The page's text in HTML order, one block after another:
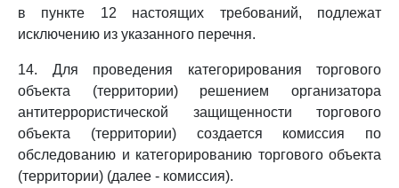
в пункте 12 настоящих требований, подлежат
исключению из указанного перечня.
14. Для проведения категорирования торгового
объекта (территории) решением организатора
антитеррористической защищенности торгового
объекта (территории) создается комиссия по
обследованию и категорированию торгового объекта
(территории) (далее - комиссия).